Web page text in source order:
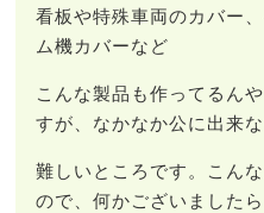
看板や特殊車両のカバー
ム機カバーなど
こんな製品も作ってるん
すが、なかなか公に出来
難しいところです。こん
ので、何かございましたら